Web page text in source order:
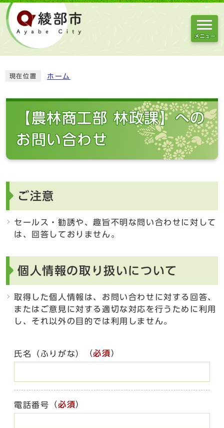
メニュー
現在位置 ホーム
【農林商工部 林政課】への
お問い合わせ
ご注意
セールス・勧誘や、趣旨不明な問い合わせに対して
は、回答しておりません。
個人情報の取り扱いについて
取得した個人情報は、お問い合わせに対する回答、
またはご意見に対する適切な対応を行うために利用
し、それ以外の目的では利用しません。
氏名（ふりがな） （必須）
電話番号 （必須）